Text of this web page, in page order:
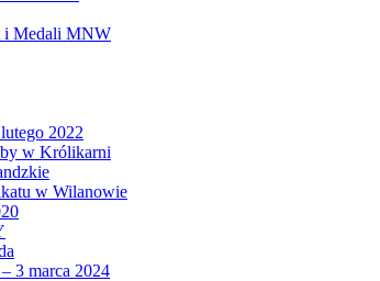
i Medali MNW
2022
w Królikarni
w Wilanowie
3 marca 2024